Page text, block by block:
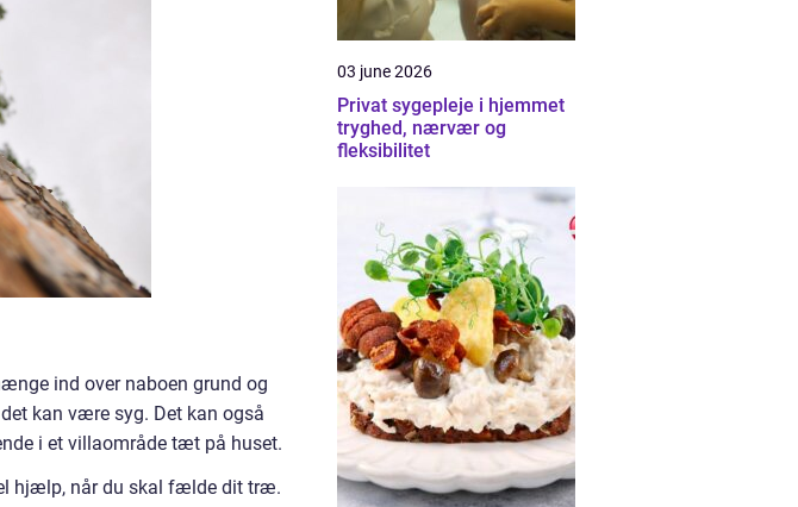
ind over naboen grund og
kan være syg. Det kan også
i et villaområde tæt på huset.
hjælp, når du skal fælde dit træ.
03 june 2026
Privat sygepleje i hjemmet
tryghed, nærvær og
fleksibilitet